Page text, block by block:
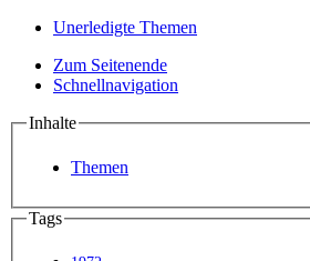
Unerledigte Themen
Zum Seitenende
Schnellnavigation
Inhalte
Themen
Tags